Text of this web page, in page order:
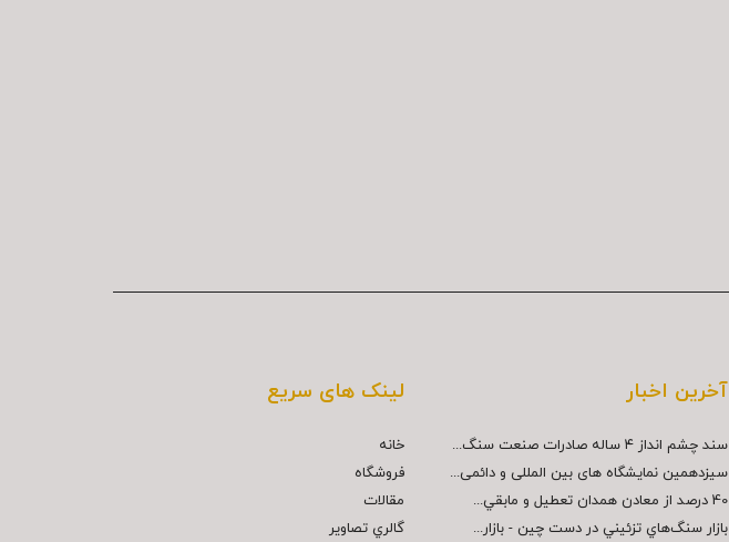
لینک های سریع
خانه
فروشگاه
مقالات
گالري تصاوير
آخرین اخبار
سند چشم انداز ۴ ساله صادرات صنعت سنگ...
سیزدهمین نمایشگاه های بین المللی و دائمی...
40 درصد از معادن همدان تعطيل و مابقي...
بازار سنگ‌هاي تزئيني در دست چين - بازار...